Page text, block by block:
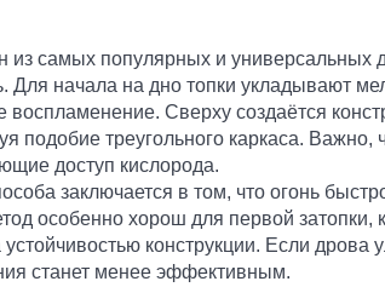
из самых популярных и универсальных
Для начала на дно топки укладывают
воспламенение. Сверху создаётся
подобие треугольного каркаса.
доступ кислорода.
заключается в том, что огонь
особенно хорош для первой затопки,
устойчивостью конструкции. Если
станет менее эффективным.